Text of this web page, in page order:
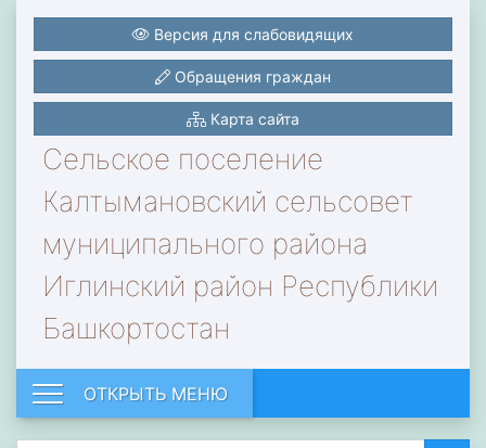
Сельское поселение
Калтымановский сельсовет
муниципального района
Иглинский район Республики
Башкортостан
Версия для слабовидящих
Обращения граждан
Карта сайта
ОТКРЫТЬ МЕНЮ